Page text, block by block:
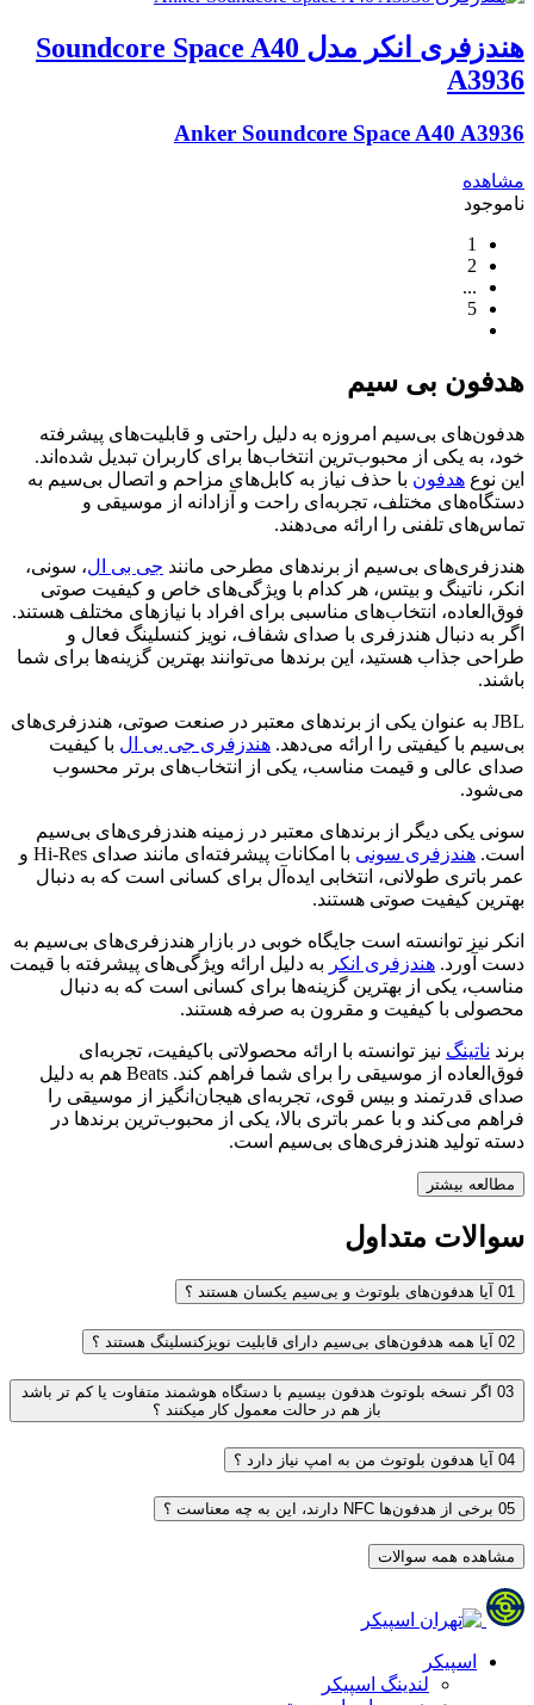
هندزفری انکر مدل Soundcore Space A40
A3936
Anker Soundcore Space A40 A3936
مشاهده
ناموجود
1
2
...
5
هدفون بی سیم
هدفون‌های بی‌سیم امروزه به دلیل راحتی و قابلیت‌های پیشرفته
خود، به یکی از محبوب‌ترین انتخاب‌ها برای کاربران تبدیل شده‌اند.
این نوع هدفون با حذف نیاز به کابل‌های مزاحم و اتصال بی‌سیم به
دستگاه‌های مختلف، تجربه‌ای راحت و آزادانه از موسیقی و
تماس‌های تلفنی را ارائه می‌دهند.
هندزفری‌های بی‌سیم از برندهای مطرحی مانند جی بی ال، سونی،
انکر، ناتینگ و بیتس، هر کدام با ویژگی‌های خاص و کیفیت صوتی
فوق‌العاده، انتخاب‌های مناسبی برای افراد با نیازهای مختلف هستند.
اگر به دنبال هندزفری با صدای شفاف، نویز کنسلینگ فعال و
طراحی جذاب هستید، این برندها می‌توانند بهترین گزینه‌ها برای شما
باشند.
JBL به عنوان یکی از برندهای معتبر در صنعت صوتی، هندزفری‌های
بی‌سیم با کیفیتی را ارائه می‌دهد. هندزفری جی بی ال با کیفیت
صدای عالی و قیمت مناسب، یکی از انتخاب‌های برتر محسوب
می‌شود.
سونی یکی دیگر از برندهای معتبر در زمینه هندزفری‌های بی‌سیم
است. هندزفری سونی
با امکانات پیشرفته‌ای مانند صدای Hi-Res و
عمر باتری طولانی، انتخابی ایده‌آل برای کسانی است که به دنبال
بهترین کیفیت صوتی هستند.
انکر نیز توانسته است جایگاه خوبی در بازار هندزفری‌های بی‌سیم به
دست آورد. هندزفری انکر به دلیل ارائه ویژگی‌های پیشرفته با قیمت
مناسب، یکی از بهترین گزینه‌ها برای کسانی است که به دنبال
محصولی با کیفیت و مقرون به صرفه هستند.
برند ناتینگ نیز توانسته با ارائه محصولاتی باکیفیت، تجربه‌ای
فوق‌العاده از موسیقی را برای شما فراهم کند. Beats هم به دلیل
صدای قدرتمند و بیس قوی، تجربه‌ای هیجان‌انگیز از موسیقی را
فراهم می‌کند و با عمر باتری بالا، یکی از محبوب‌ترین برندها در
دسته تولید هندزفری‌های بی‌سیم است.
مطالعه بیشتر
سوالات متداول
01 آیا هدفون‌های بلوتوث و بی‌سیم یکسان هستند ؟
02 آیا همه هدفون‌های بی‌سیم دارای قابلیت نویزکنسلینگ هستند ؟
03 اگر نسخه بلوتوث هدفون بیسیم با دستگاه هوشمند متفاوت یا کم تر باشد
باز هم در حالت معمول کار میکنند ؟
04 آیا هدفون بلوتوث من به امپ نیاز دارد ؟
05 برخی از هدفون‌ها NFC دارند، این به چه معناست ؟
مشاهده همه سوالات
اسپیکر
لندینگ اسپیکر